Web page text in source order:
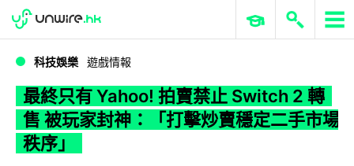
WWDC 2026 ERP 與商業 AI
科技娛樂 遊戲情報
最終只有 Yahoo! 拍賣禁止 Switch 2 轉
售 被玩家封神：「打擊炒賣穩定二手市場
秩序」